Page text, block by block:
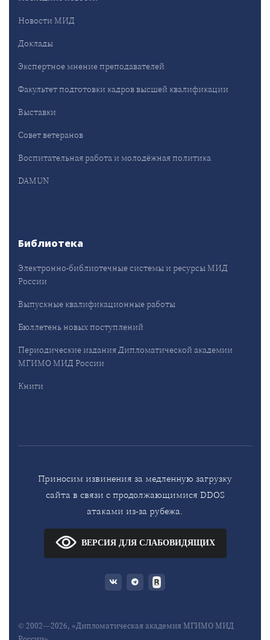
Новости МИД
Доклады
Экспертное мнение преподавателей
Факультет подготовки кадров высшей квалификации
Выставки
Совет ветеранов
Воспитательная работа и молодёжная политика
DAMUN
Библиотека
Электронно-библиотечные системы и ресурсы МИД
России
Выпускные квалификационные работы
Бюллетень новых поступлений
Периодические издания Дипломатической академии
МГИМО МИД России
Книги
Приносим извинения за медленную загрузку
сайта в связи с продолжающимися DDOS
атаками из-за рубежа.
ВЕРСИЯ ДЛЯ СЛАБОВИДЯЩИХ
© 2002—2026, «Дипломатическая академия МГИМО МИД